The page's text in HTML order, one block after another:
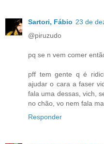
Sartori, Fábio 23 de
@piruzudo
pq se n vem comer
pff tem gente q é
ajudar o cara a faser
fala uma dessas, vich,
no chão, vo nem fala
Responder